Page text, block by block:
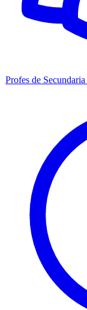
Profes de Secundaria